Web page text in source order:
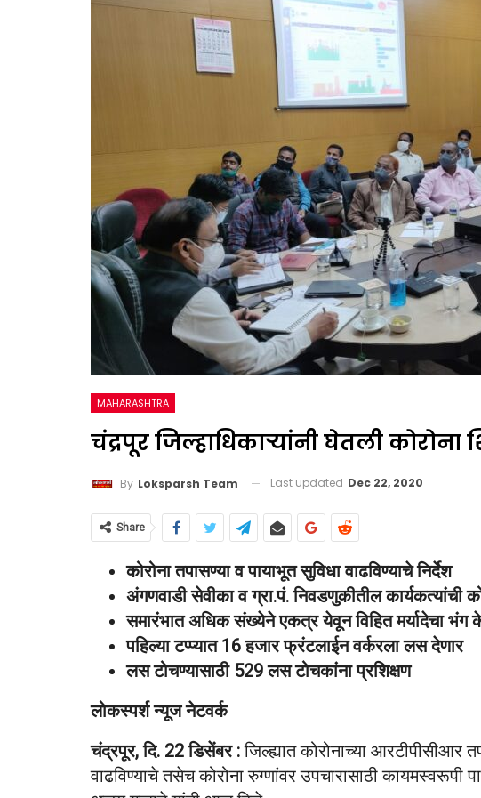
MAHARASHTRA
चंद्रपूर जिल्हाधिकाऱ्यांनी घेतली कोरोना
By Loksparsh Team Last updated Dec 22, 2020
Share
कोरोना तपासण्या व पायाभूत सुविधा वाढविण्याचे निर्देश
अंगणवाडी सेवीका व ग्रा.पं. निवडणुकीतील कार्यकत्यांची
समारंभात अधिक संख्येने एकत्र येवून विहित मर्यादेचा भंग
पहिल्या टप्प्यात 16 हजार फ्रंटलाईन वर्करला लस देणार
लस टोचण्यासाठी 529 लस टोचकांना प्रशिक्षण
लोकस्पर्श न्यूज नेटवर्क
चंद्रपूर, दि. 22 डिसेंबर :जिल्ह्यात कोरोनाच्या
वाढविण्याचे तसेच कोरोना रुग्णांवर उपचारासाठी कायमस्वरूपी